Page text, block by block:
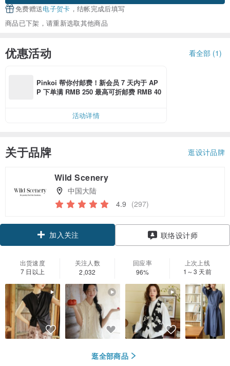
免费赠送电子贺卡 ，结帐完成后填写
商品已下架，请重新选取其他商品
优惠活动 看全部 (1)
Pinkoi 帮你付邮费！新会员 7 天内于 AP
P 下单满 RMB 250 最高可折邮费 RMB 40
活动详情
关于品牌 逛设计品牌
Wild Scenery
中国大陆
4.9 (297)
加入关注 联络设计师
出货速度
7 日以上
关注人数
2,032
回应率
96%
上次上线
1～3 天前
逛全部商品